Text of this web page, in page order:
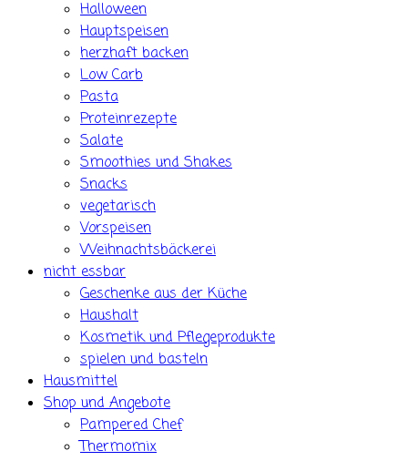
Halloween
Hauptspeisen
herzhaft backen
Low Carb
Pasta
Proteinrezepte
Salate
Smoothies und Shakes
Snacks
vegetarisch
Vorspeisen
Weihnachtsbäckerei
nicht essbar
Geschenke aus der Küche
Haushalt
Kosmetik und Pflegeprodukte
spielen und basteln
Hausmittel
Shop und Angebote
Pampered Chef
Thermomix